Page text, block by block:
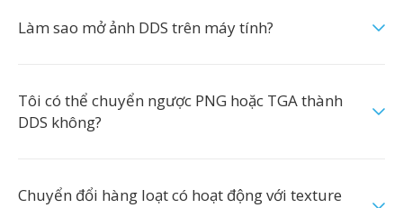
Làm sao mở ảnh DDS trên máy tính?
Tôi có thể chuyển ngược PNG hoặc TGA thành
DDS không?
Chuyển đổi hàng loạt có hoạt động với texture